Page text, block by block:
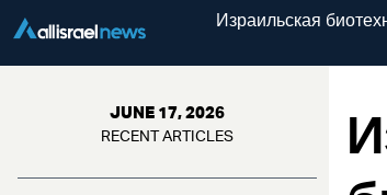
Израильская
JUNE 17, 2026
RECENT ARTICLES